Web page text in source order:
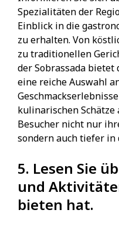
Spezialitäten der
Einblick in die
zu erhalten. Von
zu traditionellen
der Sobrassada
eine reiche Auswahl
kulinarischen
Besucher nicht nur
sondern auch tiefer
5. Lesen Sie
und
bieten hat.